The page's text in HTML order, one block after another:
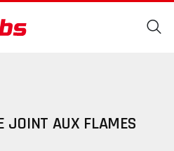
JOINT AUX FLAMES